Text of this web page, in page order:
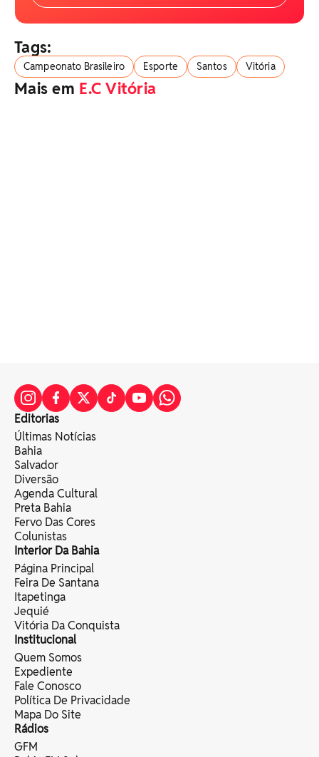
Tags:
Campeonato Brasileiro Esporte Santos Vitória
Mais em E.C Vitória
Editorias
Últimas Notícias
Bahia
Salvador
Diversão
Agenda Cultural
Preta Bahia
Fervo Das Cores
Colunistas
Interior Da Bahia
Página Principal
Feira De Santana
Itapetinga
Jequié
Vitória Da Conquista
Institucional
Quem Somos
Expediente
Fale Conosco
Política De Privacidade
Mapa Do Site
Rádios
GFM